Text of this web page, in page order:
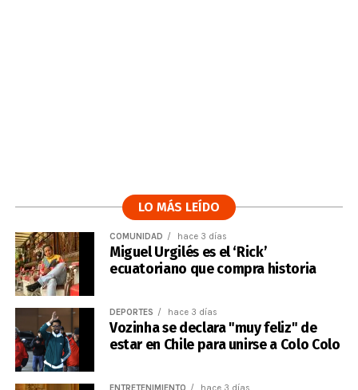
LO MÁS LEÍDO
COMUNIDAD hace 3 días
Miguel Urgilés es el ‘Rick’
ecuatoriano que compra historia
DEPORTES hace 3 días
Vozinha se declara "muy feliz" de
estar en Chile para unirse a Colo Colo